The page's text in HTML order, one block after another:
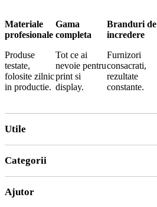
Materiale
profesionale
Produse
testate,
folosite zilnic
in productie.
Gama
completa
Tot ce ai
nevoie pentru
print si
display.
Branduri de
incredere
Furnizori
consacrati,
rezultate
constante.
Utile
Parteneri
Categorii
Echipamente și Consumabile
Ajutor